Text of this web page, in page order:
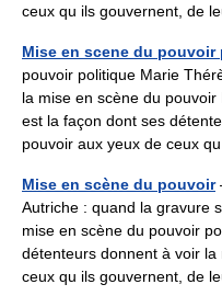
ceux qu ils gouvernent, de
Mise en scene du
pouvoir politique Marie
la mise en scène du
est la façon dont ses
pouvoir aux yeux de ceux
Mise en scène du pouvoir
Autriche : quand la gravure
mise en scène du pouvoir
détenteurs donnent à voir
ceux qu ils gouvernent, de